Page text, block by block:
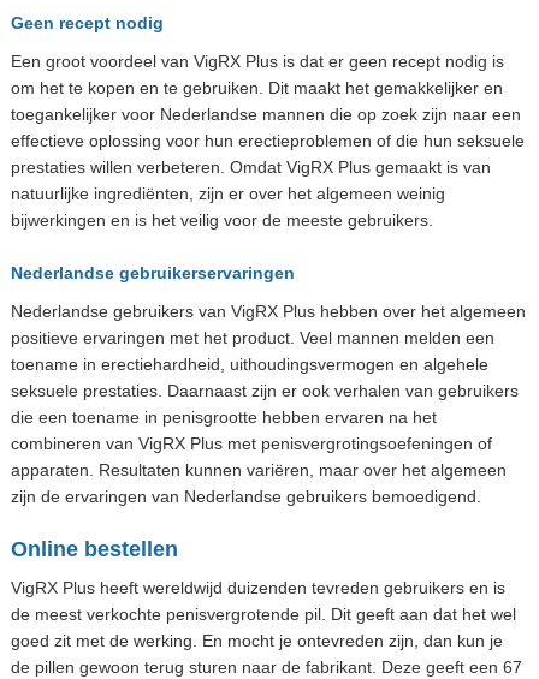
Geen recept nodig
Een groot voordeel van VigRX Plus is dat er geen recept nodig is
om het te kopen en te gebruiken. Dit maakt het gemakkelijker en
toegankelijker voor Nederlandse mannen die op zoek zijn naar een
effectieve oplossing voor hun erectieproblemen of die hun seksuele
prestaties willen verbeteren. Omdat VigRX Plus gemaakt is van
natuurlijke ingrediënten, zijn er over het algemeen weinig
bijwerkingen en is het veilig voor de meeste gebruikers.
Nederlandse gebruikerservaringen
Nederlandse gebruikers van VigRX Plus hebben over het algemeen
positieve ervaringen met het product. Veel mannen melden een
toename in erectiehardheid, uithoudingsvermogen en algehele
seksuele prestaties. Daarnaast zijn er ook verhalen van gebruikers
die een toename in penisgrootte hebben ervaren na het
combineren van VigRX Plus met penisvergrotingsoefeningen of
apparaten. Resultaten kunnen variëren, maar over het algemeen
zijn de ervaringen van Nederlandse gebruikers bemoedigend.
Online bestellen
VigRX Plus heeft wereldwijd duizenden tevreden gebruikers en is
de meest verkochte penisvergrotende pil. Dit geeft aan dat het wel
goed zit met de werking. En mocht je ontevreden zijn, dan kun je
de pillen gewoon terug sturen naar de fabrikant. Deze geeft een 67